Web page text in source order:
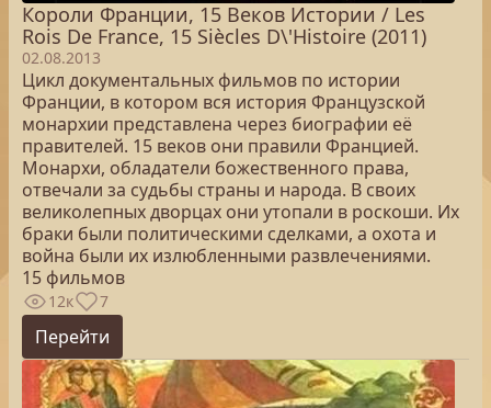
Короли Франции, 15 Веков Истории / Les
Rois De France, 15 Siècles D\'Histoire (2011)
02.08.2013
Цикл документальных фильмов по истории
Франции, в котором вся история Французской
монархии представлена через биографии её
правителей. 15 веков они правили Францией.
Монархи, обладатели божественного права,
отвечали за судьбы страны и народа. В своих
великолепных дворцах они утопали в роскоши. Их
браки были политическими сделками, а охота и
война были их излюбленными развлечениями.
15 фильмов
12к 7
Перейти